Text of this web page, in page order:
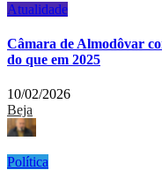
Atualidade
Câmara de Almodôvar
do que em 2025
10/02/2026
Beja
Política